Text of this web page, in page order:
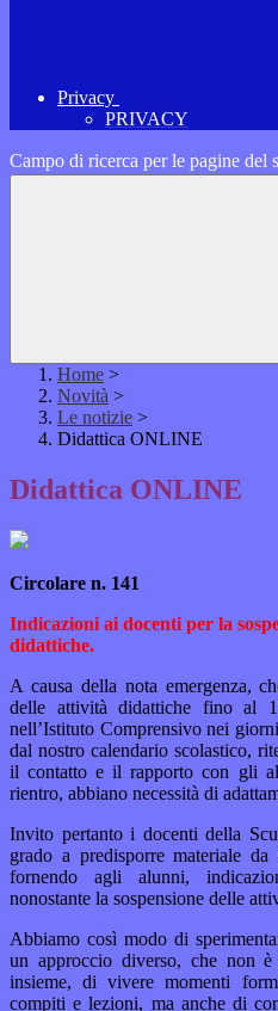
Privacy
PRIVACY
Campo di ricerca per le pagine del
Home >
Novità >
Le notizie >
Didattica ONLINE
Didattica ONLINE
Circolare n. 141
Indicazioni ai docenti per la
didattiche.
A causa della nota emergenza,
delle attività didattiche fino al
nell’Istituto Comprensivo nei
dal nostro calendario scolastico,
il contatto e il rapporto con gli
rientro, abbiano necessità di
Invito pertanto i docenti della
grado a predisporre materiale
fornendo agli alunni,
nonostante la sospensione delle
Abbiamo così modo di
un approccio diverso, che non
insieme, di vivere momenti
compiti e lezioni, ma anche di